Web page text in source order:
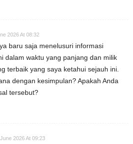
2026 At 08:32
baru saja menelusuri informasi
dalam waktu yang panjang dan milik
terbaik yang saya ketahui sejauh ini.
dengan kesimpulan? Apakah Anda
tersebut?
2026 At 09:23